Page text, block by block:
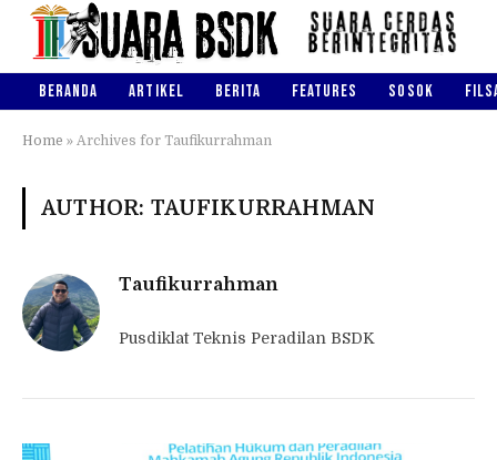
BERANDA ARTIKEL BERITA FEATURES SOSOK
Home » Archives for Taufikurrahman
AUTHOR: TAUFIKURRAHMAN
Taufikurrahman
Pusdiklat Teknis Peradilan BSDK